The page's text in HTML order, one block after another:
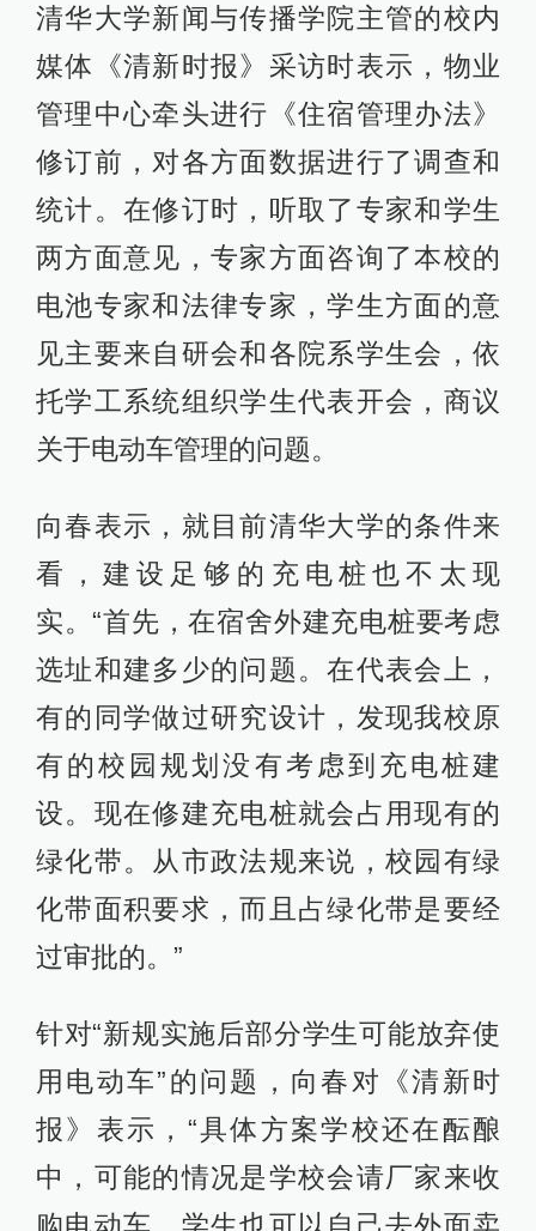
清华大学新闻与传播学院主管的校内
媒体《清新时报》采访时表示，物业
管理中心牵头进行《住宿管理办法》
修订前，对各方面数据进行了调查和
统计。在修订时，听取了专家和学生
两方面意见，专家方面咨询了本校的
电池专家和法律专家，学生方面的意
见主要来自研会和各院系学生会，依
托学工系统组织学生代表开会，商议
关于电动车管理的问题。
向春表示，就目前清华大学的条件来
看，建设足够的充电桩也不太现
实。“首先，在宿舍外建充电桩要考虑
选址和建多少的问题。在代表会上，
有的同学做过研究设计，发现我校原
有的校园规划没有考虑到充电桩建
设。现在修建充电桩就会占用现有的
绿化带。从市政法规来说，校园有绿
化带面积要求，而且占绿化带是要经
过审批的。”
针对“新规实施后部分学生可能放弃使
用电动车”的问题，向春对《清新时
报》表示，“具体方案学校还在酝酿
中，可能的情况是学校会请厂家来收
购电动车，学生也可以自己去外面卖